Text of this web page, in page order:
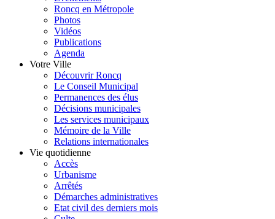
Roncq en Métropole
Photos
Vidéos
Publications
Agenda
Votre Ville
Découvrir Roncq
Le Conseil Municipal
Permanences des élus
Décisions municipales
Les services municipaux
Mémoire de la Ville
Relations internationales
Vie quotidienne
Accès
Urbanisme
Arrêtés
Démarches administratives
Etat civil des derniers mois